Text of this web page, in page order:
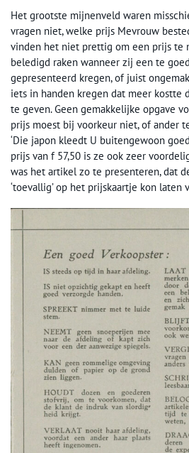
Het grootste mijnenveld waren
vragen niet, welke prijs Mevrouw
vinden het niet prettig om een prijs te
beledigd raken wanneer zij een te
gepresenteerd kregen, of juist
iets in handen kregen dat meer kostte
te geven. Geen gemakkelijke opgave
prijs moest bij voorkeur niet, of ander
‘Die japon kleedt U buitengewoon
prijs van f 57,50 is ze ook zeer
was het artikel zo te presenteren, dat
‘toevallig’ op het prijskaartje kon laten